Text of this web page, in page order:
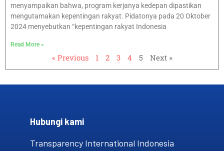
menyampaikan bahwa, program kerjanya kedepan dipastikan
mengutamakan kepentingan rakyat. Pidatonya pada 20 Oktober
2024 menyebutkan “kepentingan rakyat Indonesia
Read More »
« Previous 1 2 3 4 5 Next »
Hubungi kami​
Transparency International Indonesia